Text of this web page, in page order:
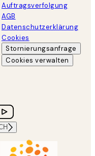
Auftragsverfolgung
AGB
Datenschutzerklärung
Cookies
Stornierungsanfrage
Cookies verwalten